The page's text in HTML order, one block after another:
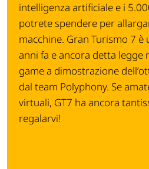
intelligenza artificiale e i
potrete spendere per
macchine. Gran Turismo 7
anni fa e ancora detta legge
game a dimostrazione
dal team Polyphony. Se
virtuali, GT7 ha ancora
regalarvi!